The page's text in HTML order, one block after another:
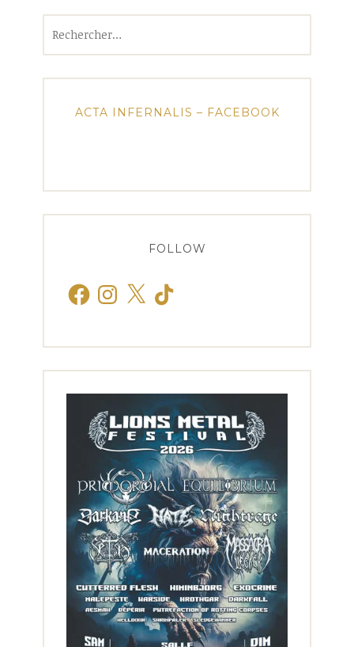
ACTA INFERNALIS – FACEBOOK
FOLLOW
FacebookInstagram
X TikTok